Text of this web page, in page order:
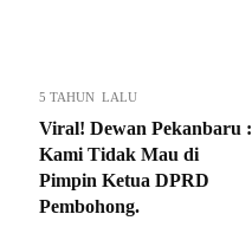
5 TAHUN LALU
Viral! Dewan Pekanbaru :
Kami Tidak Mau di
Pimpin Ketua DPRD
Pembohong.